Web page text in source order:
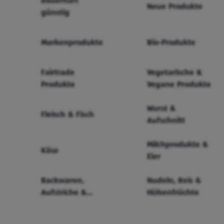
günstig
Neue Produkte
Markenprodukte Bio-Produkte
Fairtrade
Produkte
Vegetarische &
Vegane Produkte
Fleisch & Fisch
Wurst &
Aufschnitt
Käse
Milchprodukte &
Eier
Backwaren,
Aufstriche &
Nudeln, Reis &
Hülsenfrüchte